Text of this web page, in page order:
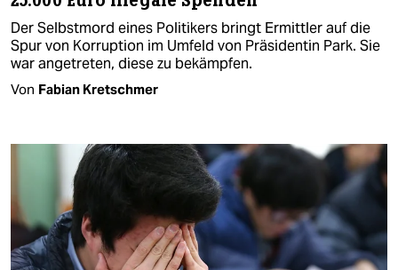
Der Selbstmord eines Politikers bringt Ermittler auf die
Spur von Korruption im Umfeld von Präsidentin Park. Sie
war angetreten, diese zu bekämpfen.
Von Fabian Kretschmer